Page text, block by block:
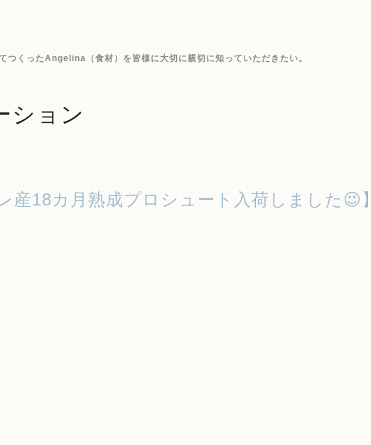
くったAngelina（食材）を皆様に大切に親切に知っていただきたい。
ション
産18カ月熟成プロシュート入荷しました😉】